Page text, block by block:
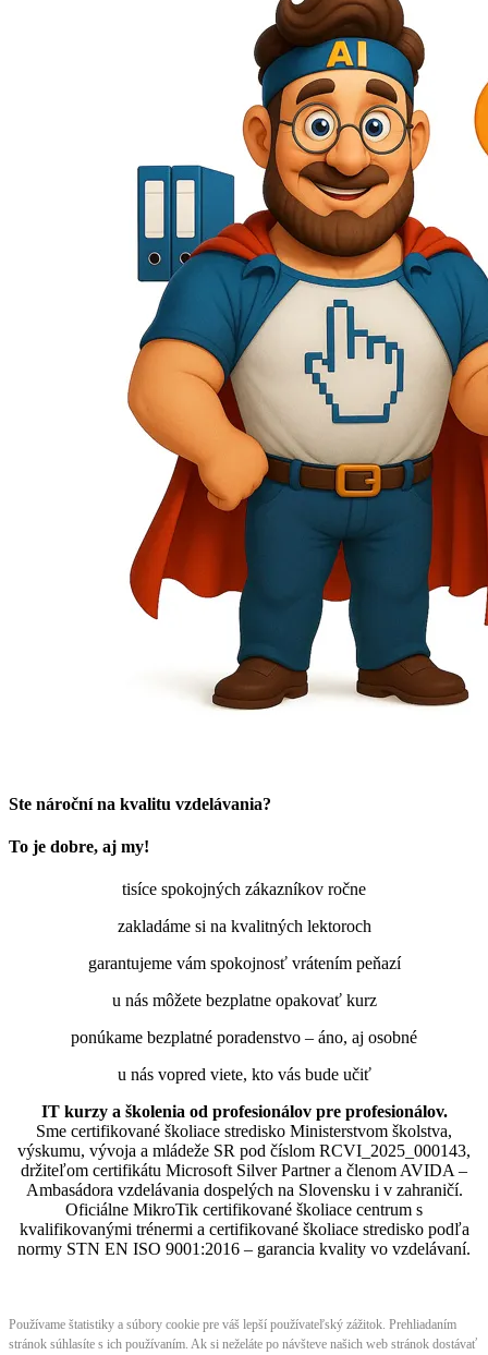
Ste nároční na kvalitu vzdelávania?
To je dobre, aj my!
tisíce spokojných zákazníkov ročne
zakladáme si na kvalitných lektoroch
garantujeme vám spokojnosť vrátením peňazí
u nás môžete bezplatne opakovať kurz
ponúkame bezplatné poradenstvo – áno, aj osobné
u nás vopred viete, kto vás bude učiť
IT kurzy a školenia od profesionálov pre profesionálov.
Sme certifikované školiace stredisko Ministerstvom školstva,
výskumu, vývoja a mládeže SR pod číslom RCVI_2025_000143,
držiteľom certifikátu Microsoft Silver Partner a členom AVIDA –
Ambasádora vzdelávania dospelých na Slovensku i v zahraničí.​​​​​​​​​​​​​​​​
Oficiálne MikroTik certifikované školiace centrum s
kvalifikovanými trénermi ​​​​​​​​​​a certifikované školiace stredisko podľa
normy STN EN ISO 9001:2016 – garancia kvality vo vzdelávaní.
Používame štatistiky a súbory cookie pre váš lepší používateľský zážitok. Prehliadaním
stránok súhlasíte s ich používaním. Ak si neželáte po návšteve našich web stránok dostávať